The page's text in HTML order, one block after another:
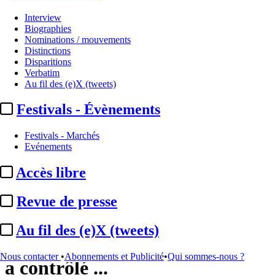
Interview
Biographies
Nominations / mouvements
Distinctions
Disparitions
Verbatim
Au fil des (e)X (tweets)
Festivals - Évènements
Festivals - Marchés
Evénements
Accès libre
Revue de presse
Au fil des (e)X (tweets)
Nous contacter •Abonnements et Publicité•Qui sommes-nous ?
Institutionnel
Sénat / Financiarisation du
foot :la commission d’enquête
a contrôlé ...